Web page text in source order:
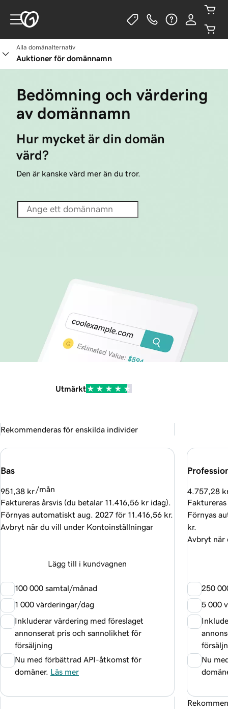
Alla domänalternativ
Auktioner för domännamn
Bedömning och värdering
av domännamn
Hur mycket är din domän
värd?
Den är kanske värd mer än du tror.
Utmärkt
Bas
Rekommenderas för enskilda individer
951,38 kr /mån
Faktureras årsvis (du betalar 11.416,56 kr idag).
Förnyas automatiskt aug. 2027 för 11.416,56 kr.
Avbryt när du vill under Kontoinställningar
Lägg till i kundvagnen
100 000 samtal/månad
1 000 värderingar/dag
Inkluderar värdering med föreslaget
annonserat pris och sannolikhet för
försäljning
Nu med förbättrad API-åtkomst för
domäner. Läs mer
4.757,28
Förnyas
kr.
Avbryt när
250
5 000
Nu